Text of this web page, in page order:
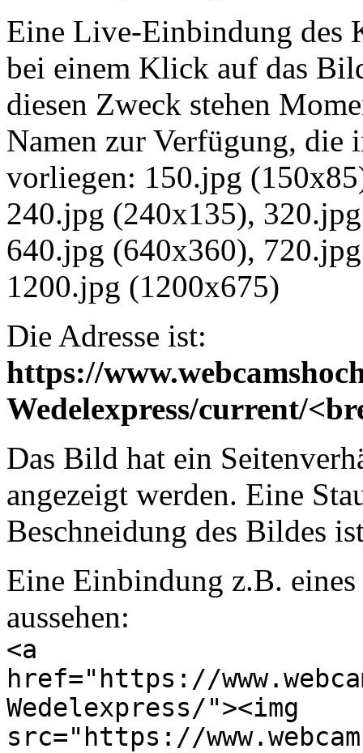
Eine Live-Einbindung des
bei einem Klick auf das
diesen Zweck stehen
Namen zur Verfügung, die
vorliegen: 150.jpg
240.jpg (240x135),
640.jpg (640x360),
1200.jpg (1200x675)
Die Adresse ist:
https://
Wedelexpress/current/
Das Bild hat ein
angezeigt werden. Eine
Beschneidung des Bildes
Eine Einbindung z.B.
aussehen:
<a
href="https://
Wedelexpress/"><img
src="https://